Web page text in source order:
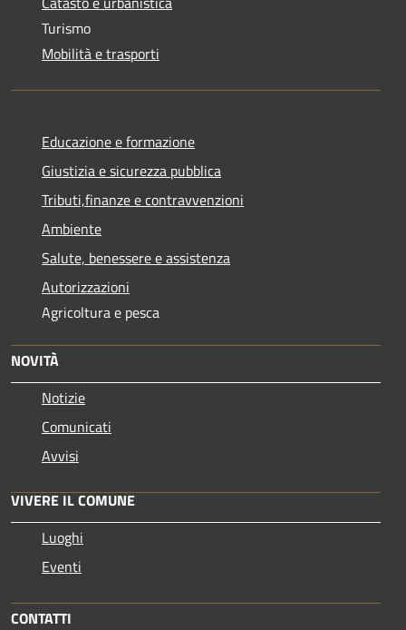
Turismo
Mobilità e trasporti
Educazione e formazione
Giustizia e sicurezza pubblica
Tributi,finanze e contravvenzioni
Ambiente
Salute, benessere e assistenza
Autorizzazioni
Agricoltura e pesca
NOVITÀ
Notizie
Comunicati
Avvisi
VIVERE IL COMUNE
Luoghi
Eventi
CONTATTI